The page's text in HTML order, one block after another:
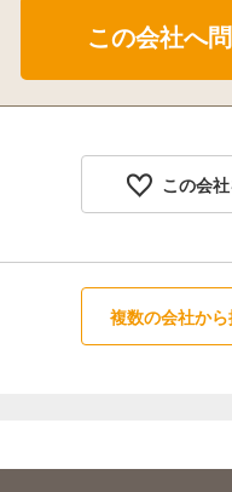
この会
複数の会社か